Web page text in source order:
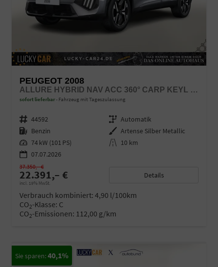
PEUGEOT 2008
ALLURE HYBRID NAV ACC 360° CARP KEYL BT SHZ
sofort lieferbar Fahrzeug mit Tageszulassung
Fahrzeugnr. 44592 Getriebe Automatik
Kraftstoff Benzin Außenfarbe Artense Silber Metallic
Leistung 74 kW (101 PS) Kilometerstand 10 km
07.07.2026
22.391,– €
incl. 19% MwSt.
37.350,– €
Details
Verbrauch kombiniert: 4,90 l/100km
CO2-Klasse: C
CO2-Emissionen: 112,00 g/km
40,1%